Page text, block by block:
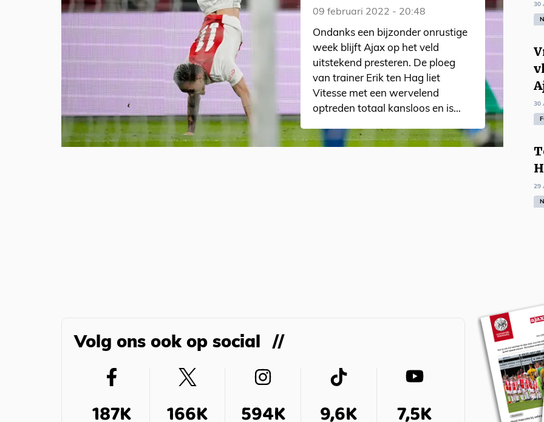
09 februari 2022 - 20:48
Ondanks een bijzonder onrustige
week blijft Ajax op het veld
uitstekend presteren. De ploeg
van trainer Erik ten Hag liet
Vitesse met een wervelend
optreden totaal kansloos en is
halve finale van de KNVB-beker.
30
30
29
Volg ons ook op social
187K 166K 594K 9,6K 7,5K